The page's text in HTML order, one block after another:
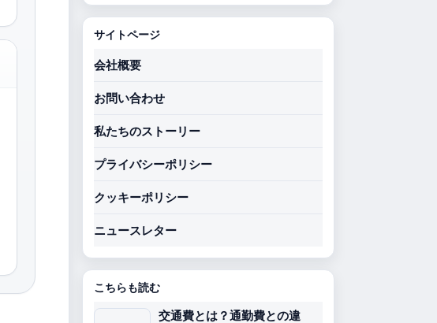
サイトページ
会社概要
お問い合わせ
私たちのストーリー
プライバシーポリシー
クッキーポリシー
ニュースレター
こちらも読む
交通費とは？通勤費との違